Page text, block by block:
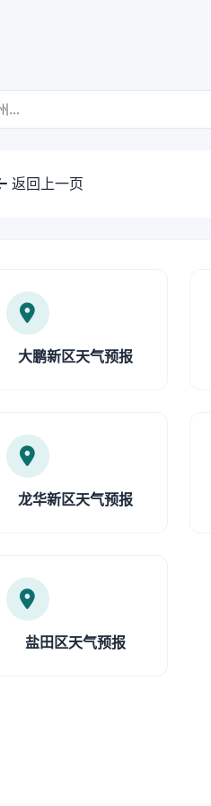
返回上一页
大鹏新区天气预报
龙华新区天气预报
盐田区天气预报